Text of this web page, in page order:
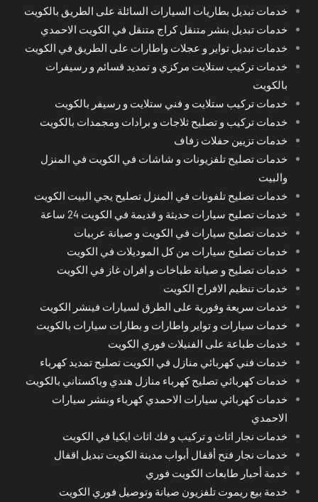
خدمات تبديل بطاريات السيارات السائلة على الطريق بالكويت
خدمات تبديل بنشر متنقل كراج متنقل في الكويت الاحمدي
خدمات تبديل تواير و عجلات واطارات على الطريق في الكويت
خدمات تركيب ستلايت مركزي و تمديد قسائم و رسيفرات
بالكويت
خدمات تركيب ستلايت و فني ستلايت و رسيفر بالكويت
خدمات تركيب و تصليح ثلاجات و برادات ومجمدات بالكويت
خدمات تزيين حفلات زفاف
خدمات تصليح تلفزيونات و شاشات في الكويت في المنزل
والبيت
خدمات تصليح تلفونات في المنزل تصليح يجي البيت الكويت
خدمات تصليح سيارات حديثة و قديمة في الكويت 24 ساعة
خدمات تصليح سيارات في الكويت و صيانة عربيات
خدمات تصليح سيارات من كل الموديلات في الكويت
خدمات تصليح و صيانة طباخات و افران غاز في الكويت
خدمات تنظيم الافراح الكويت
خدمات سريعة وفورية على الطرق لسيارات فينشر الكويت
خدمات سيارات و تواير واطارات و بطارات سيارات بالكويت
خدمات طباعة على الفنيلات فوري الكويت
خدمات فني كهربائي منازل في الكويت تصليح تمديد كهرباء
خدمات كهربائي تصليح كهرباء منازل هندي وباكستاني بالكويت
خدمات كهربائي سيارات الاحمدي كهرباء وبنشر سيارات
الاحمدي
خدمات نجار اثاث و تركيب و فك اثاث ايكيا في الكويت
خدمات نجار فتح أقفال أبواب مدينة الكويت تبديل اقفال
خدمة أحبار طابعات الكويت فوري
خدمة بيع ريموت تلفزيون صيانة وتوصيل فوري الكويت